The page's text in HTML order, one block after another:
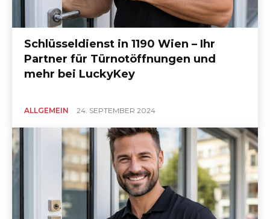
Schlüsseldienst in 1190 Wien – Ihr
Partner für Türnotöffnungen und
mehr bei LuckyKey
ALLGEMEIN 24. SEPTEMBER 2024